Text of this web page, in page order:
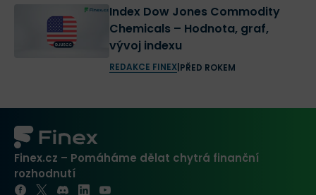
Index Dow Jones Commodity
Chemicals – Hodnota, graf,
vývoj indexu
REDAKCE FINEX| PŘED ROKEM
Finex.cz – Pomáháme dělat chytrá finanční
rozhodnutí